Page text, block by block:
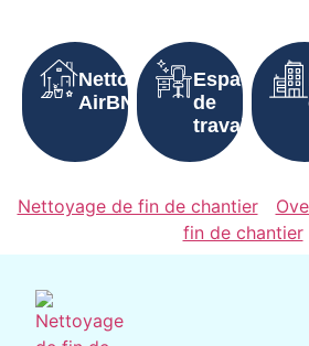
Nettoyage
AirBNB
Espaces
de
travail
Nettoyage de fin de chantier
fin de chantier